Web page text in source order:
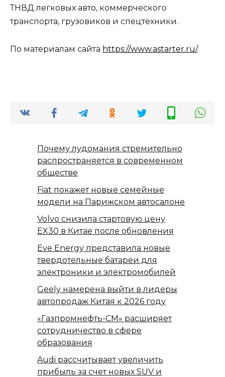
ТНВД легковых авто, коммерческого
транспорта, грузовиков и спецтехники.
По материалам сайта https://www.astarter.ru/.
Почему лудомания стремительно
распространяется в современном
обществе
Fiat покажет новые семейные
модели на Парижском автосалоне
Volvo снизила стартовую цену
EX30 в Китае после обновления
Eve Energy представила новые
твердотельные батареи для
электроники и электромобилей
Geely намерена выйти в лидеры
автопродаж Китая к 2026 году
«Газпромнефть-СМ» расширяет
сотрудничество в сфере
образования
Audi рассчитывает увеличить
прибыль за счет новых SUV и